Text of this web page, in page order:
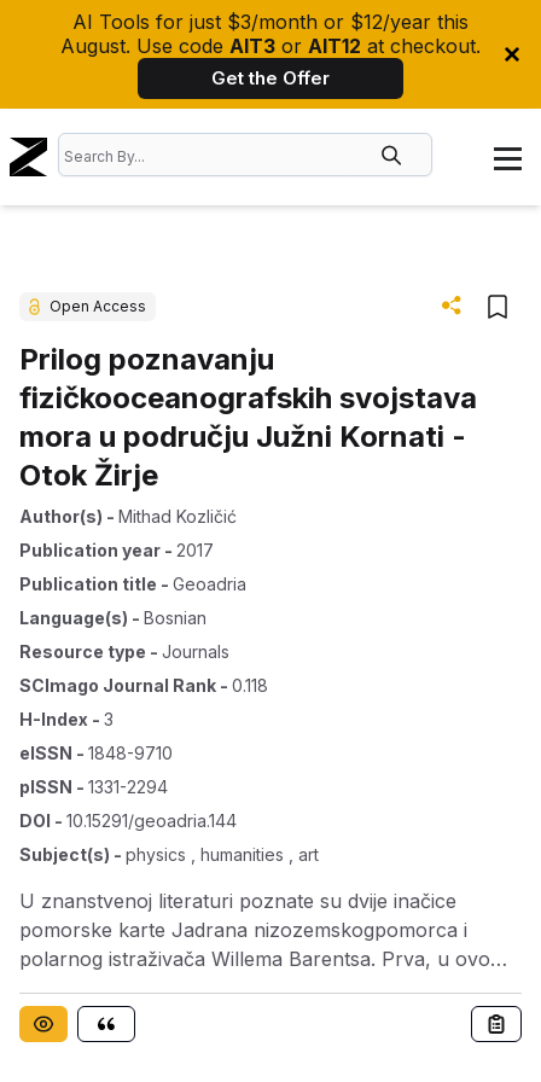
AI Tools for just $3/month or $12/year this
August. Use code AIT3 or AIT12 at checkout.
Get the Offer
Open Access
Prilog poznavanju
fizičkooceanografskih svojstava
mora u području Južni Kornati -
Otok Žirje
Author(s) - Mithad Kozličić
Publication year - 2017
Publication title - Geoadria
Language(s) - Bosnian
Resource type - Journals
SCImago Journal Rank - 0.118
H-Index - 3
eISSN - 1848-9710
pISSN - 1331-2294
DOI - 10.15291/geoadria.144
Subject(s) - physics , humanities , art
U znanstvenoj literaturi poznate su dvije inačice
pomorske karte Jadrana nizozemskogpomorca i
polarnog istraživača Willema Barentsa. Prva, u ovom
radu označena sa K-1, izrađena je i tiskana u
Amsterdamu 1595. Njezinana prvotna namjena bila je
praktična, vezana za navigaciju. Suprotno, K-2, koja